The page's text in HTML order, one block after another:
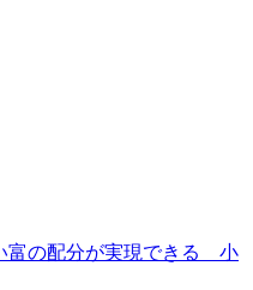
富の配分が実現できる 小